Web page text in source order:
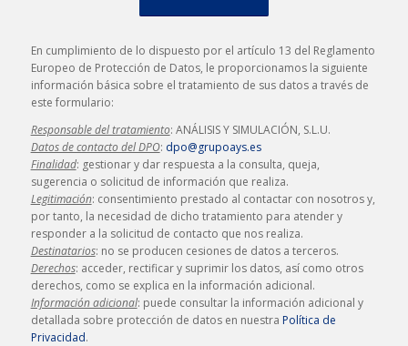
En cumplimiento de lo dispuesto por el artículo 13 del Reglamento
Europeo de Protección de Datos, le proporcionamos la siguiente
información básica sobre el tratamiento de sus datos a través de
este formulario:
Responsable del tratamiento: ANÁLISIS Y SIMULACIÓN, S.L.U.
Datos de contacto del DPO: dpo@grupoays.es
Finalidad: gestionar y dar respuesta a la consulta, queja,
sugerencia o solicitud de información que realiza.
Legitimación: consentimiento prestado al contactar con nosotros y,
por tanto, la necesidad de dicho tratamiento para atender y
responder a la solicitud de contacto que nos realiza.
Destinatarios: no se producen cesiones de datos a terceros.
Derechos: acceder, rectificar y suprimir los datos, así como otros
derechos, como se explica en la información adicional.
Información adicional: puede consultar la información adicional y
detallada sobre protección de datos en nuestra Política de
Privacidad.